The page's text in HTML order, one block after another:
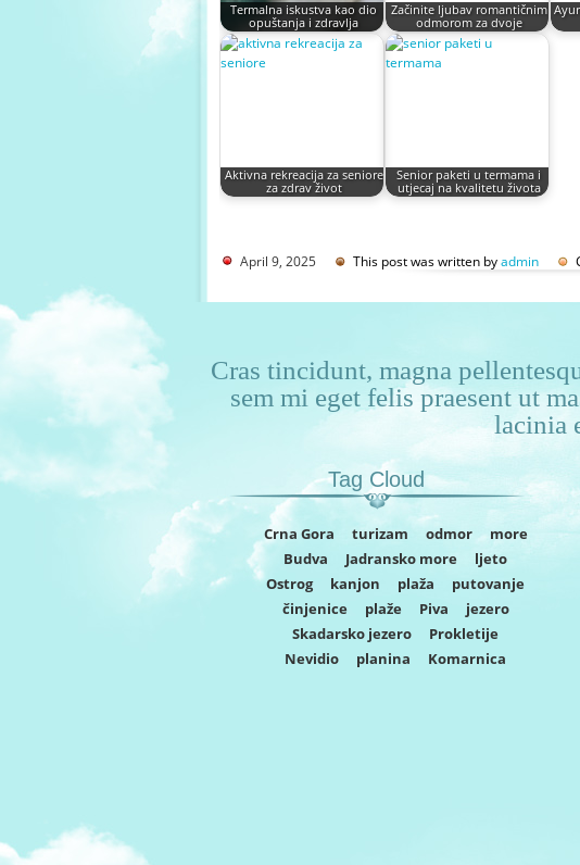
Termalna iskustva kao dio
opuštanja i zdravlja
Začinite ljubav romantičnim
odmorom za dvoje
Aktivna rekreacija za seniore
za zdrav život
Senior paketi u termama i
utjecaj na kvalitetu života
April 9, 2025 This post was written byadmin
Cras tincidunt, magna
sem mi eget felis praesent ut
lacinia
Tag Cloud
Crna Gora turizam odmor
more
Budva
Jadransko more
ljeto
Ostrog
kanjon plaža
putovanje
činjenice
plaže Piva
jezero
Skadarsko jezero
Prokletije
Nevidio
planina Komarnica